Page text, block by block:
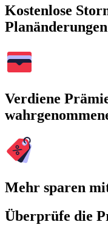
Kostenlose
Planänderungen
Verdiene
Mehr sparen
Überprüfe die